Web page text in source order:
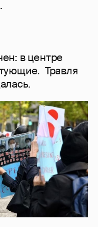
в центре
Травля